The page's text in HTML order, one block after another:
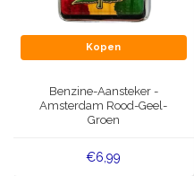
Kopen
Benzine-Aansteker -
Amsterdam Rood-Geel-
Groen
€6,99